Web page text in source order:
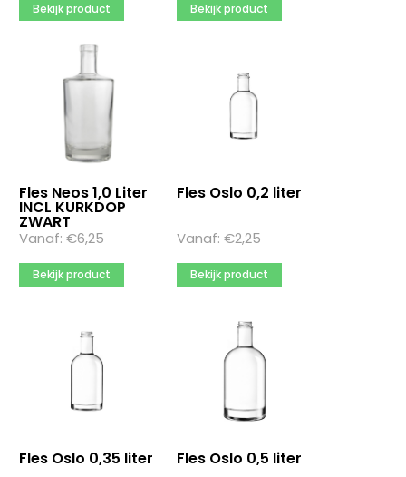
Bekijk product Bekijk product
Fles Neos 1,0 Liter
INCL KURKDOP
ZWART
Vanaf: €6,25
Bekijk product
Fles Oslo 0,2 liter
Vanaf:€2,25
Bekijk product
Fles Oslo 0,35 liter Fles Oslo 0,5 liter